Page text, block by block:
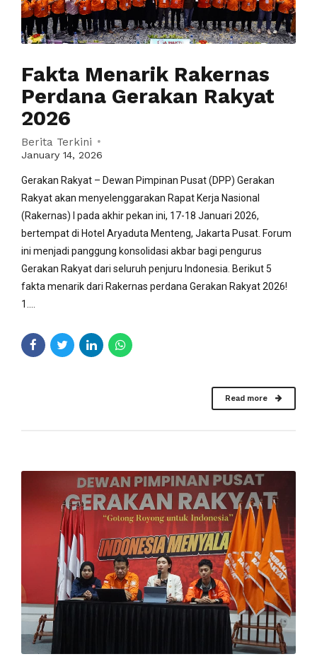
Fakta Menarik Rakernas
Perdana Gerakan Rakyat
2026
Berita Terkini
January 14, 2026
Gerakan Rakyat – Dewan Pimpinan Pusat (DPP) Gerakan
Rakyat akan menyelenggarakan Rapat Kerja Nasional
(Rakernas) I pada akhir pekan ini, 17-18 Januari 2026,
bertempat di Hotel Aryaduta Menteng, Jakarta Pusat. Forum
ini menjadi panggung konsolidasi akbar bagi pengurus
Gerakan Rakyat dari seluruh penjuru Indonesia. Berikut 5
fakta menarik dari Rakernas perdana Gerakan Rakyat 2026!
1....
Read more